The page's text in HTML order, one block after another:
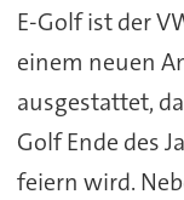
E-Golf ist der
einem neuen
ausgestattet,
Golf Ende des
feiern wird.